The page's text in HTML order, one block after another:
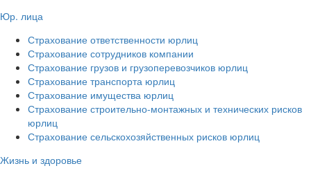
Юр. лица
Страхование ответственности юрлиц
Страхование сотрудников компании
Страхование грузов и грузоперевозчиков юрлиц
Страхование транспорта юрлиц
Страхование имущества юрлиц
Страхование строительно-монтажных и технических рисков
юрлиц
Страхование сельскохозяйственных рисков юрлиц
Жизнь и здоровье